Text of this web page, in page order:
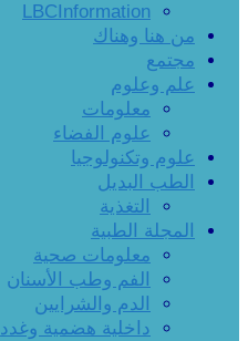
LBCInformation
من هنا وهناك
مجتمع
علم وعلوم
معلومات
علوم الفضاء
علوم وتكنولوجيا
الطب البديل
التغذية
المجلة الطبية
معلومات صحية
الفم وطب الأسنان
الدم والشرايين
داخلية هضمية وغدد